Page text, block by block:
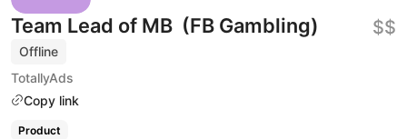
Team Lead of MB (FB Gambling)
Offline
TotallyAds
Copy link
$$
Product